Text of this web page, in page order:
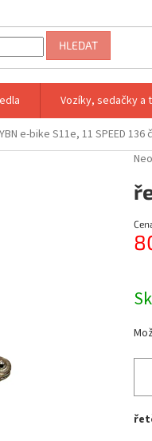
HLEDAT
Vozíky, sedačky a
e-bike S11e, 11 SPEED 136
je
0,0
z
5